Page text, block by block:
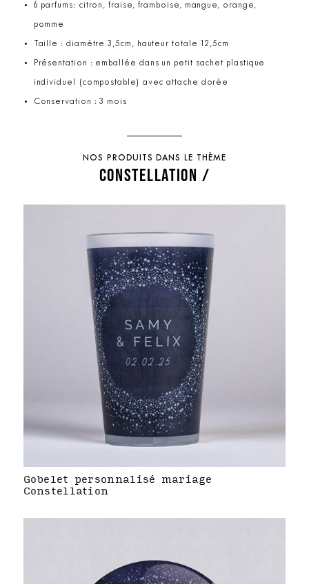
6 parfums: citron, fraise, framboise, mangue, orange,
pomme
Taille : diamètre 3,5cm, hauteur totale 12,5cm
Présentation : emballée dans un petit sachet plastique
individuel (compostable) avec attache dorée
Conservation : 3 mois
NOS PRODUITS DANS LE THÈME
CONSTELLATION /
Gobelet personnalisé mariage
Constellation